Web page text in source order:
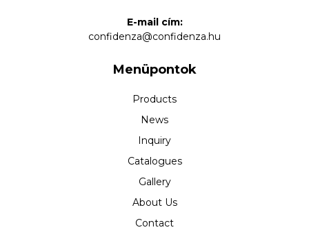
E-mail cím:
confidenza@confidenza.hu
Menüpontok
Products
News
Inquiry
Catalogues
Gallery
About Us
Contact